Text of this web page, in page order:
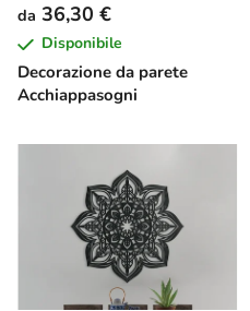
Decorazione da parete
Acchiappasogni
da 36,30 €
Disponibile